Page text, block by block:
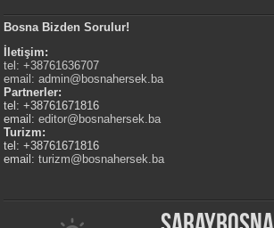
Bosna Bizden Sorulur!
İletişim:
tel: +38761636707
email:admin@bosnahersek.ba
Partnerler:
tel: +38761671816
email:editor@bosnahersek.ba
Turizm:
tel: +38761671816
email:turizm@bosnahersek.ba